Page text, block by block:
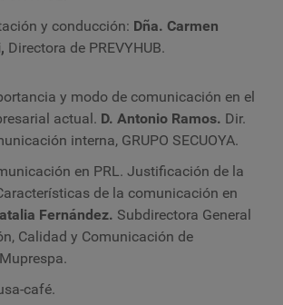
y conducción: Dña. Carmen
Directora de PREVYHUB.
y modo de comunicación en el
actual. D. Antonio Ramos. Dir.
interna, GRUPO SECUOYA.
en PRL. Justificación de la
de la comunicación en
Fernández. Subdirectora General
Calidad y Comunicación de
café.